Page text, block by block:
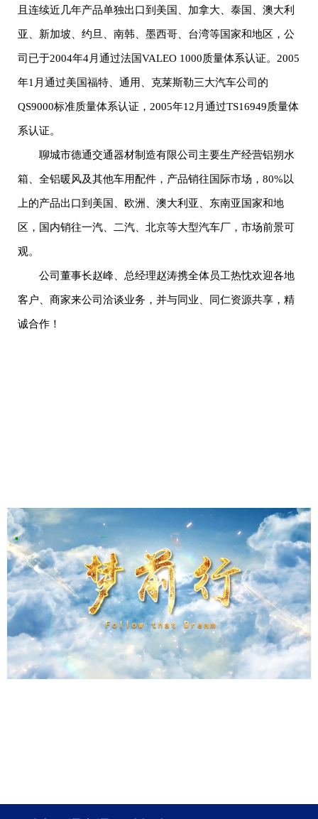
且连续近几年产品单独出口到美国、加拿大、泰国、澳大利
亚、新加坡、约旦、南韩、墨西哥、台湾等国家和地区，公
司已于2004年4月通过法国VALEO 1000质量体系认证。2005
年1月通过美国福特、通用、克莱斯勒三大汽车公司的
QS9000标准质量体系认证，2005年12月通过TS16949质量体
系认证。
聊城市德通交通器材制造有限公司主要生产经营铝朔水
箱、全铝暖风及其他车用配件，产品销往国际市场，80%以
上的产品出口到美国、欧洲、澳大利亚、东南亚国家和地
区，国内销往一汽、二汽、北京等大型汽车厂，市场前景可
观。
公司董事长赵峰、总经理赵涛携全体员工热忱欢迎各地
客户、商家来公司洽谈业务，并与同业、同仁资源共享，精
诚合作！